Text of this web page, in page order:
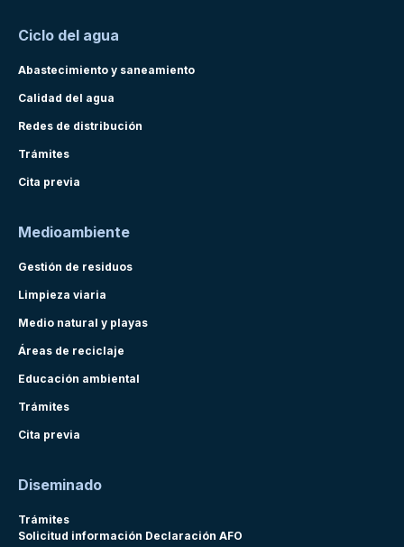
Ciclo del agua
Abastecimiento y saneamiento
Calidad del agua
Redes de distribución
Trámites
Cita previa
Medioambiente
Gestión de residuos
Limpieza viaria
Medio natural y playas
Áreas de reciclaje
Educación ambiental
Trámites
Cita previa
Diseminado
Trámites
Solicitud información Declaración AFO